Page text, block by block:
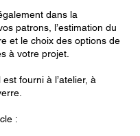
dans la
patrons, l’estimation du
et le choix des options de
à votre projet.
fourni à l’atelier, à
: